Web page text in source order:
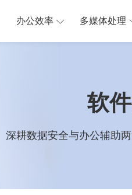
办公效率 多媒体处理
软
深耕数据安全与办公辅助